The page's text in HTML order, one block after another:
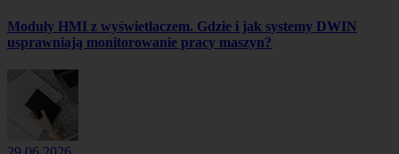
Moduły HMI z wyświetlaczem. Gdzie i jak systemy DWIN
usprawniają monitorowanie pracy maszyn?